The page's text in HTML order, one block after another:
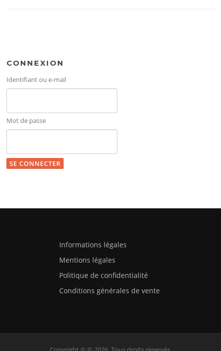
CONNEXION
Identifiant ou e-mail
Mot de passe
Informations légales
Mentions légales
Politique de confidentialité
Conditions générales de vente